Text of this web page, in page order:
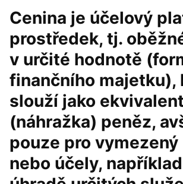
Cenina je účelový
prostředek, tj.
v určité hodnotě
finančního majetku),
slouží jako ekvivalent
(náhražka) peněz,
pouze pro vymezený
nebo účely,